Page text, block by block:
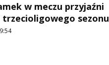
w meczu przyjaźni
sezonu